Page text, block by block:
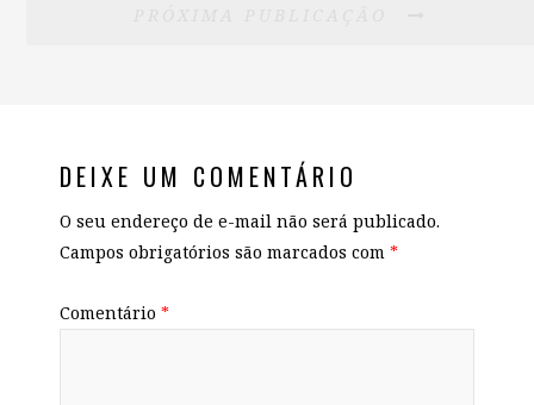
DEIXE UM COMENTÁRIO
O seu endereço de e-mail não será publicado.
Campos obrigatórios são marcados com *
Comentário *